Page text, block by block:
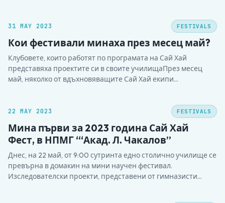
финансовата подкрепа на фонд “Активни граждани…
31 MAY 2023 FESTIVALS
Кои фестивали минаха през месец май?
Клубовете, които работят по програмата на Сай Хай
представяха проектите си в своите училищаПрез месец
май, няколко от вдъхновяващите Сай Хай екипи
НПМГ и 97 СУ (гр. София) , ПГЗ “Стефан Цанов” (Кнежа),…
22 MAY 2023 FESTIVALS
Мина първи за 2023 година Сай Хай
Фест, в НПМГ “‘Акад. Л. Чакалов”
Днес, на 22 май, от 9:00 сутринта едно столично училище се
превърна в домакин на мини научен фестивал.
Изследователски проекти, представени от гимназисти